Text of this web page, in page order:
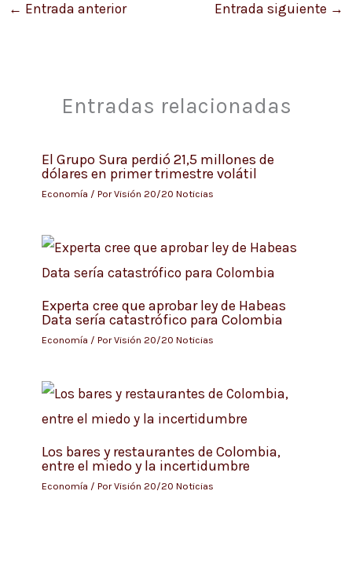
← Entrada anterior Entrada siguiente →
Entradas relacionadas
El Grupo Sura perdió 21,5 millones de
dólares en primer trimestre volátil
Economía / PorVisión 20/20 Noticias
Experta cree que aprobar ley de Habeas
Data sería catastrófico para Colombia
Economía / PorVisión 20/20 Noticias
Los bares y restaurantes de Colombia,
entre el miedo y la incertidumbre
Economía / PorVisión 20/20 Noticias